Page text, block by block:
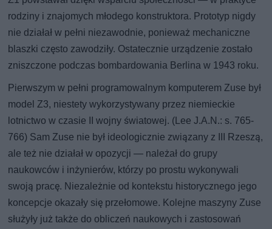
rodziny i znajomych młodego konstruktora. Prototyp nigdy
nie działał w pełni niezawodnie, ponieważ mechaniczne
blaszki często zawodziły. Ostatecznie urządzenie zostało
zniszczone podczas bombardowania Berlina w 1943 roku.
Pierwszym w pełni programowalnym komputerem Zuse był
model Z3, niestety wykorzystywany przez niemieckie
lotnictwo w czasie II wojny światowej. (Lee J.A.N.: s. 765-
766) Sam Zuse nie był ideologicznie związany z III Rzeszą,
ale też nie działał w opozycji — należał do grupy
naukowców i inżynierów, którzy po prostu wykonywali
swoją pracę. Niezależnie od kontekstu historycznego jego
koncepcje okazały się przełomowe. Kolejne maszyny Zuse
służyły już także do obliczeń naukowych i zastosowań